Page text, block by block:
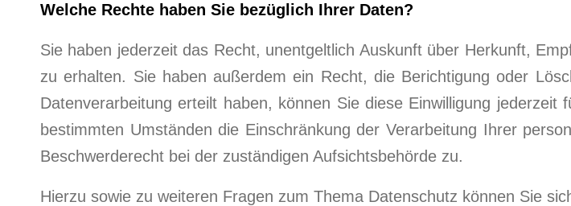
Welche Rechte haben Sie bezüglich Ihrer Daten?
Sie haben jederzeit das Recht, unentgeltlich Auskunft über Herkunft,
zu erhalten. Sie haben außerdem ein Recht, die Berichtigung oder
Datenverarbeitung erteilt haben, können Sie diese Einwilligung
bestimmten Umständen die Einschränkung der Verarbeitung Ihrer
Beschwerderecht bei der zuständigen Aufsichtsbehörde zu.
Hierzu sowie zu weiteren Fragen zum Thema Datenschutz können Sie